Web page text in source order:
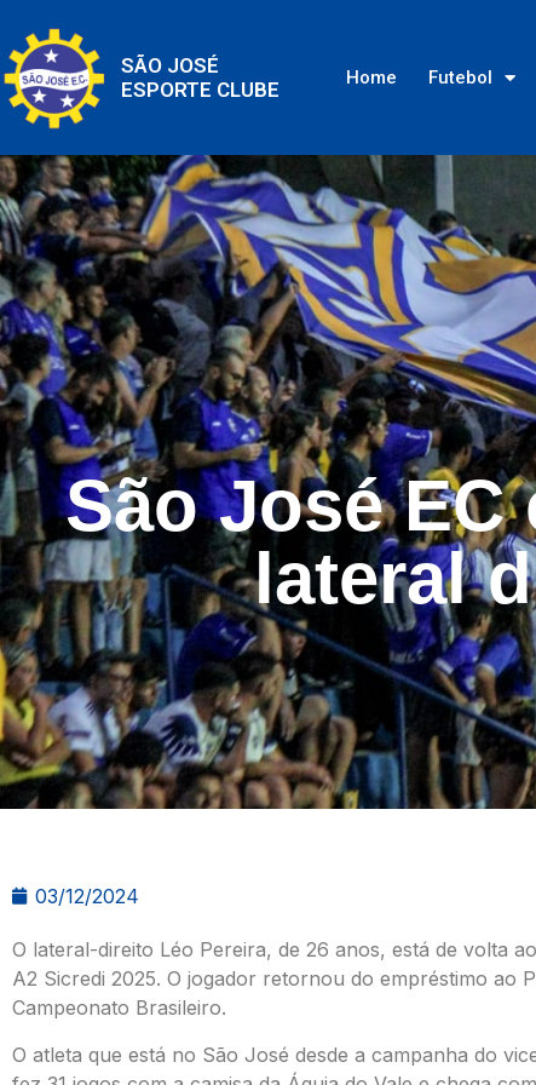
SÃO JOSÉ
ESPORTE CLUBE
Home Futebol
São José
lateral
03/12/2024
O lateral-direito Léo Pereira, de 26 anos, está de volta
A2 Sicredi 2025. O jogador retornou do empréstimo ao
Campeonato Brasileiro.
O atleta que está no São José desde a campanha do